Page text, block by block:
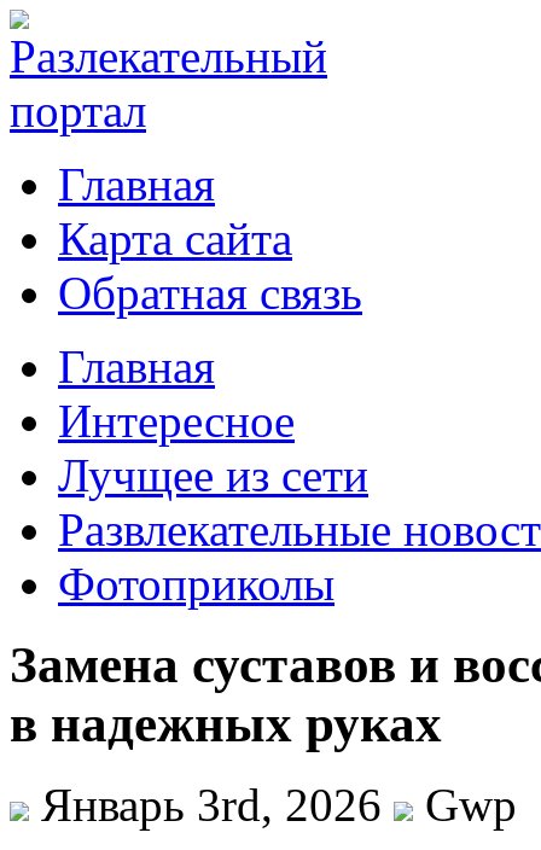
Главная
Карта сайта
Обратная связь
Главная
Интересное
Лучщее из сети
Развлекательные
Фотоприколы
Замена суставов и
в надежных руках
Январь 3rd, 2026
Gwp